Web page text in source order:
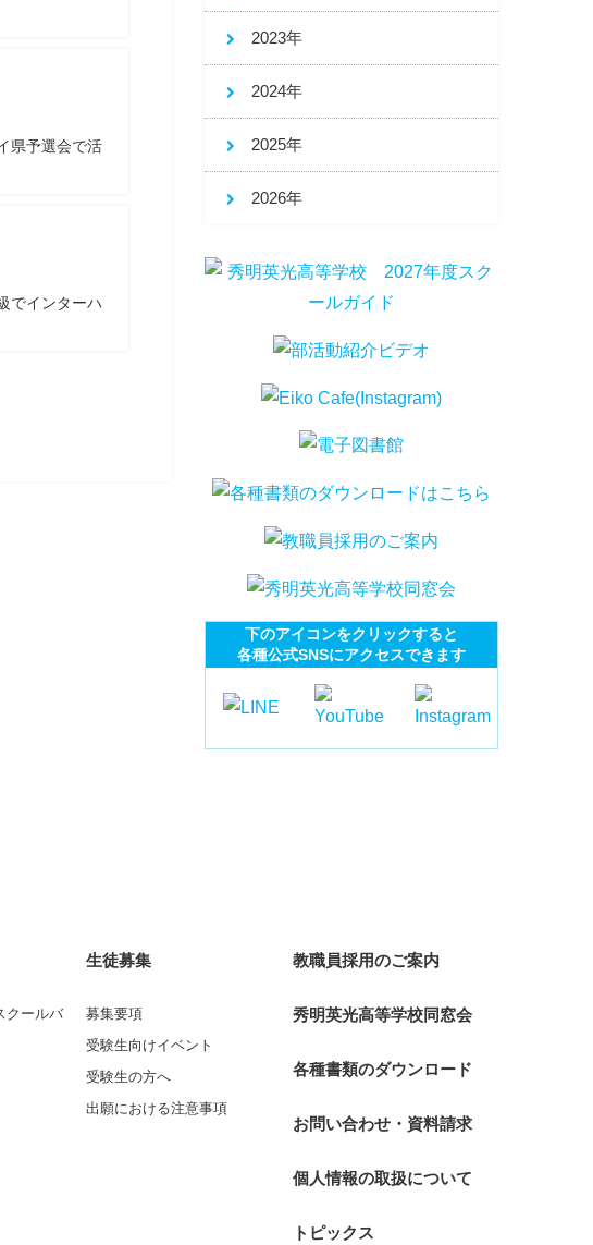
県予選会で活
でインターハ
2023年
2024年
2025年
2026年
下のアイコンをクリックすると
各種公式SNSにアクセスできます
クールバ
生徒募集
募集要項
受験生向けイベント
受験生の方へ
出願における注意事項
教職員採用のご案内
秀明英光高等学校同窓会
各種書類のダウンロード
お問い合わせ・資料請求
個人情報の取扱について
トピックス